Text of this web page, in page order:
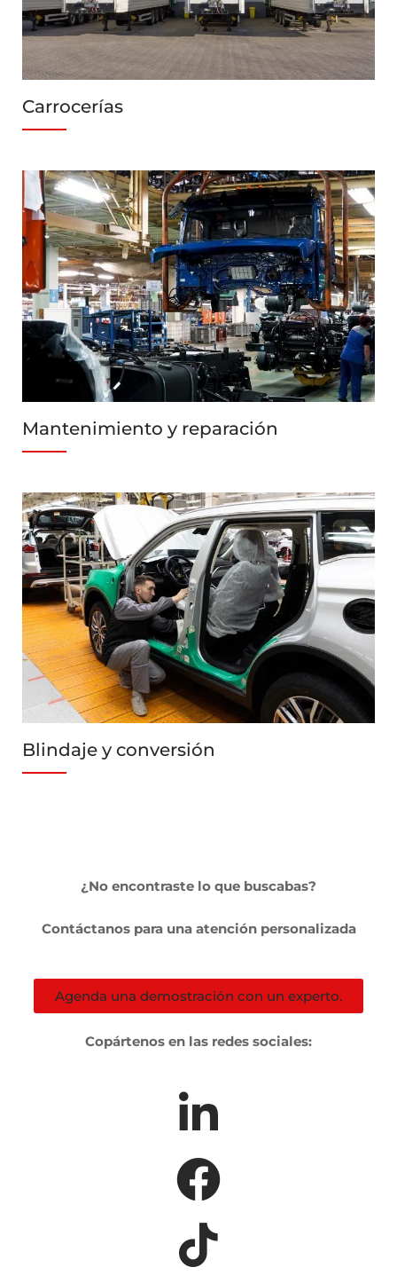
Carrocerías
Mantenimiento y reparación
Blindaje y conversión
¿No encontraste lo que buscabas?
Contáctanos para una atención personalizada
Agenda una demostración con un experto.
Copártenos en las redes sociales: